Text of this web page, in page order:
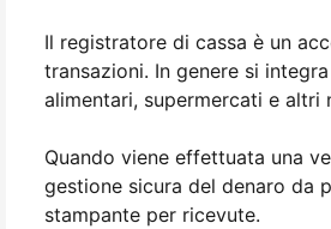
Il registratore di cassa è un
transazioni. In genere si
alimentari, supermercati e altri
Quando viene effettuata una
gestione sicura del denaro da
stampante per ricevute.